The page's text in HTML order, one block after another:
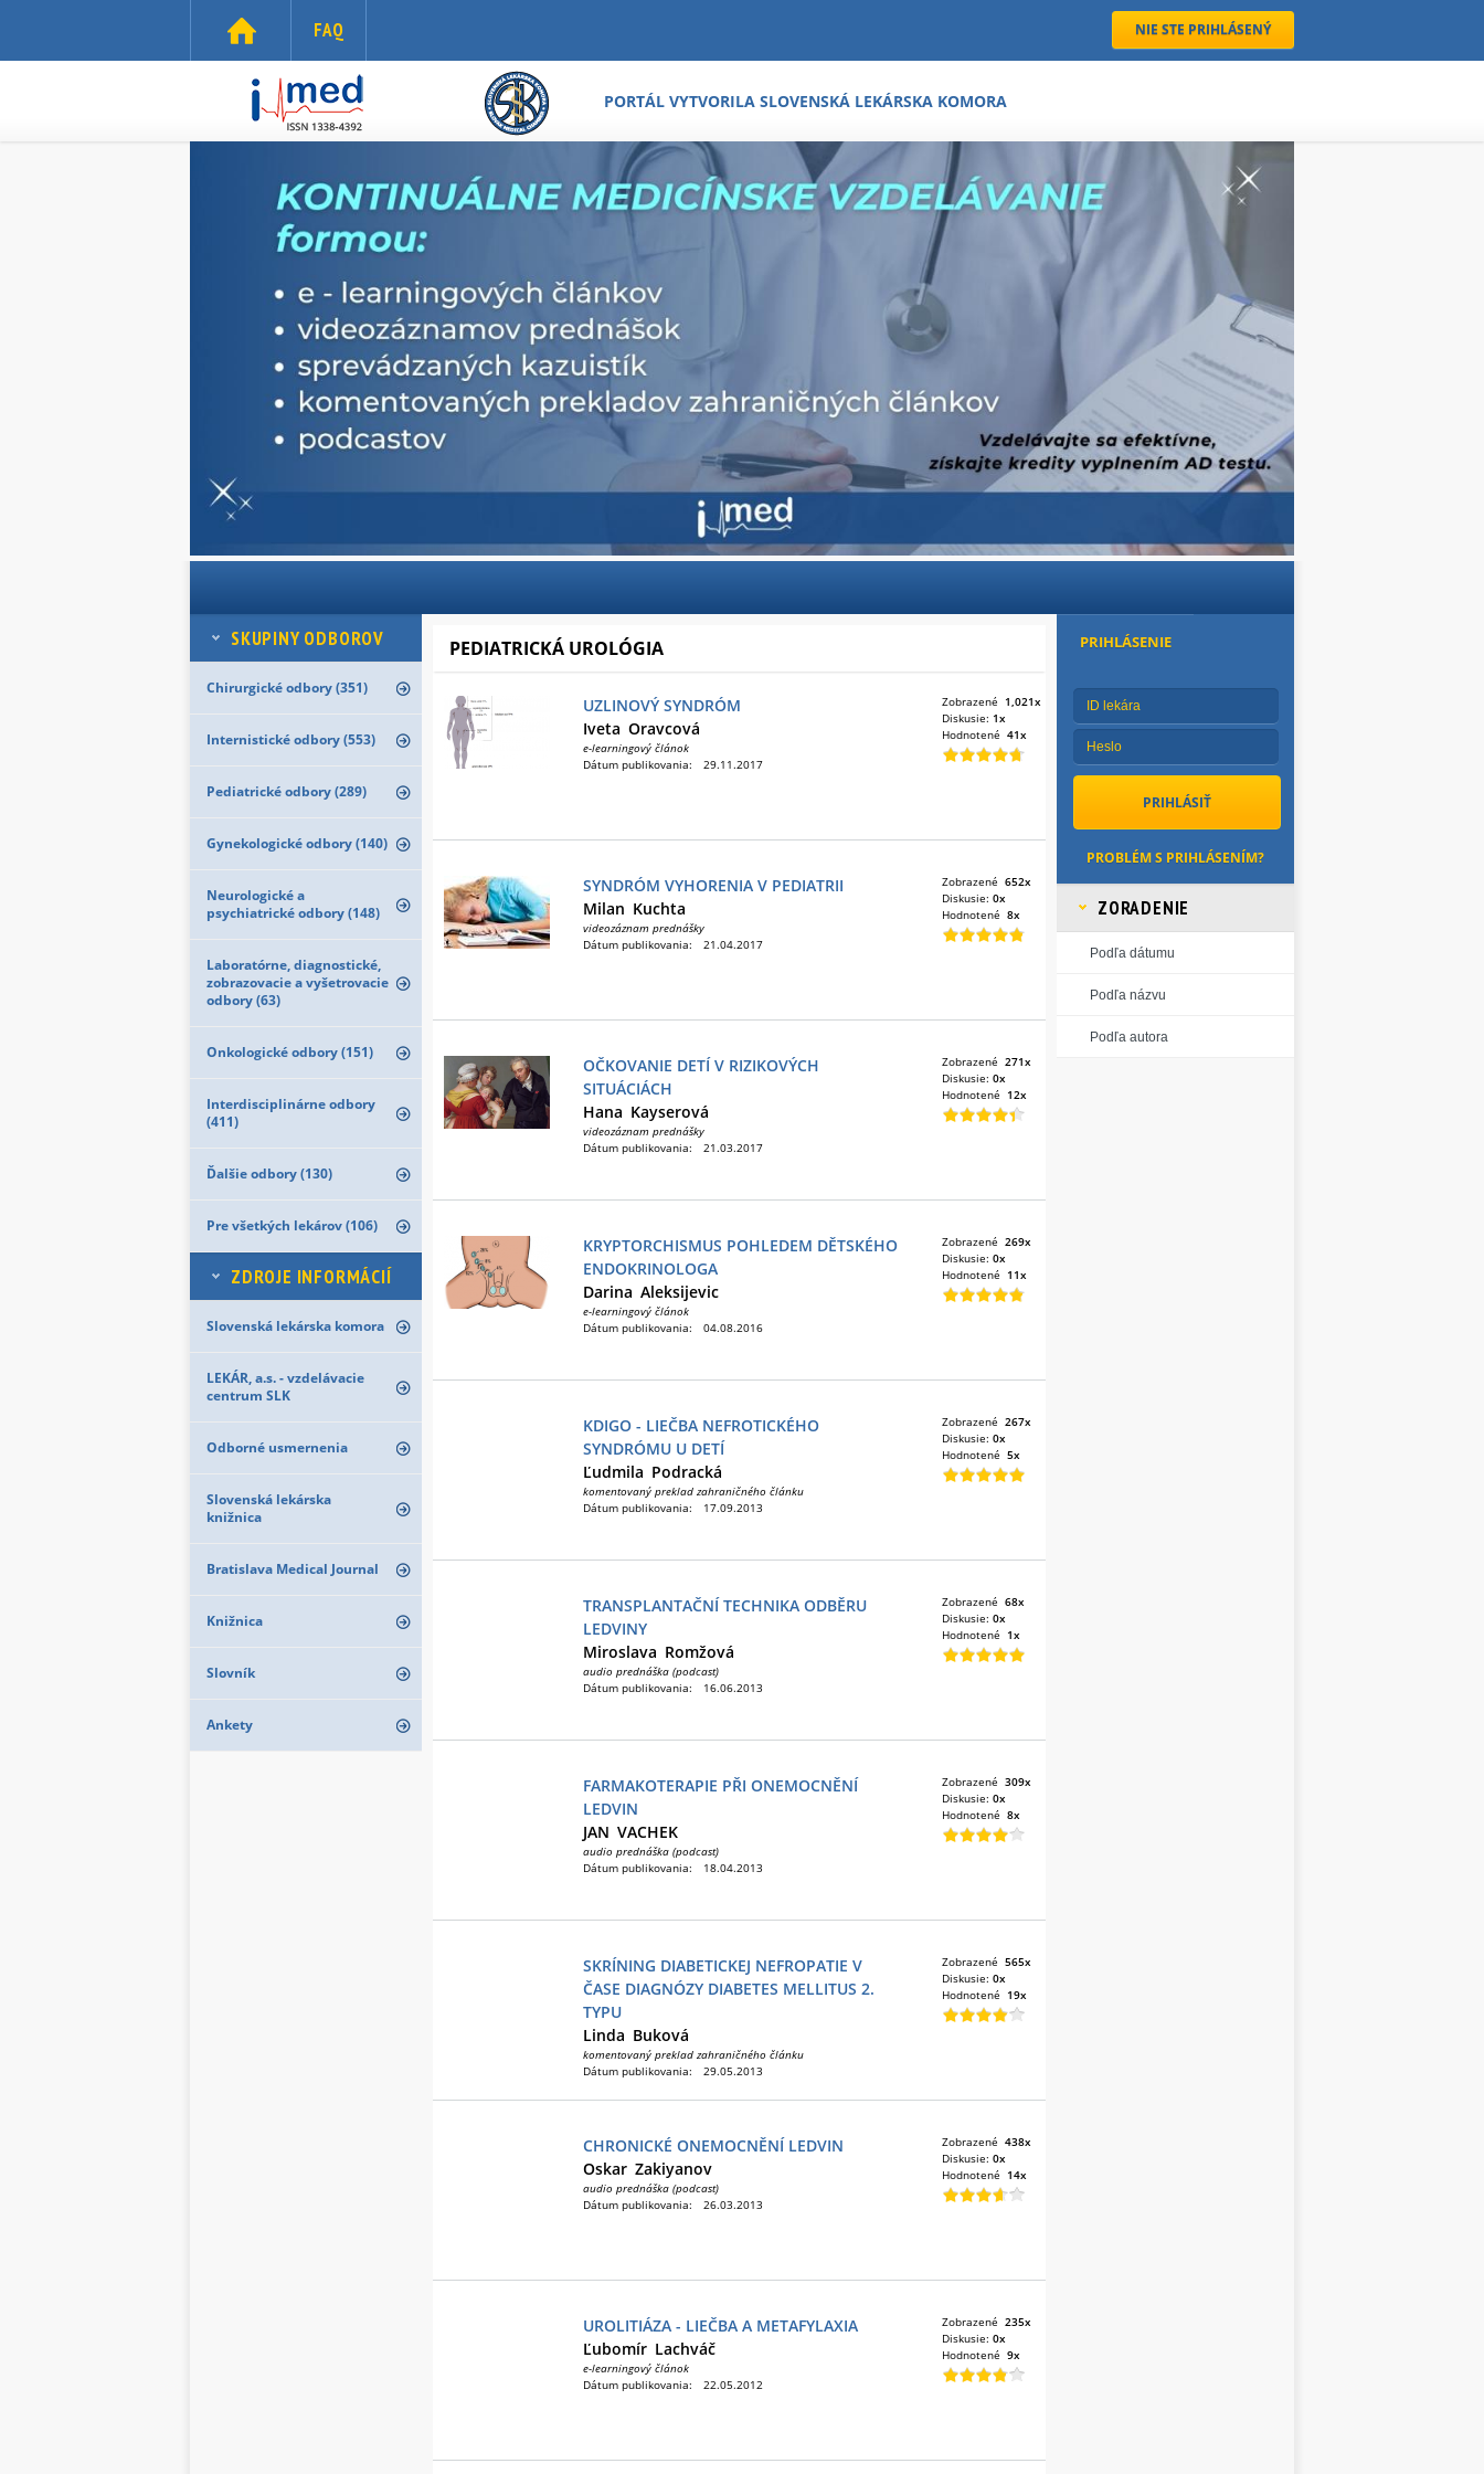
NIE STE PRIHLÁSENÝ
FAQ
PORTÁL VYTVORILA SLOVENSKÁ LEKÁRSKA KOMORA
SKUPINY ODBOROV
Chirurgické odbory (351)
Internistické odbory (553)
Pediatrické odbory (289)
Gynekologické odbory (140)
Neurologické a
psychiatrické odbory (148)
Laboratórne, diagnostické,
zobrazovacie a vyšetrovacie
odbory (63)
Onkologické odbory (151)
Interdisciplinárne odbory
(411)
Ďalšie odbory (130)
Pre všetkých lekárov (106)
ZDROJE INFORMÁCIÍ
Slovenská lekárska komora
LEKÁR, a.s. - vzdelávacie
centrum SLK
Odborné usmernenia
Slovenská lekárska
knižnica
Bratislava Medical Journal
Knižnica
Slovník
Ankety
PEDIATRICKÁ UROLÓGIA
UZLINOVÝ SYNDRÓM
Iveta Oravcová
e-learningový článok
Dátum publikovania:
29.11.2017
Zobrazené 1,021x
Diskusie: 1x
Hodnotené 41x
SYNDRÓM VYHORENIA V PEDIATRII
Milan Kuchta
videozáznam prednášky
Dátum publikovania:
21.04.2017
Zobrazené 652x
Diskusie: 0x
Hodnotené 8x
OČKOVANIE DETÍ V RIZIKOVÝCH
SITUÁCIÁCH
Hana Kayserová
videozáznam prednášky
Dátum publikovania:
21.03.2017
Zobrazené 271x
Diskusie: 0x
Hodnotené 12x
KRYPTORCHISMUS POHLEDEM DĚTSKÉHO
ENDOKRINOLOGA
Darina Aleksijevic
e-learningový článok
Dátum publikovania:
04.08.2016
Zobrazené 269x
Diskusie: 0x
Hodnotené 11x
KDIGO - LIEČBA NEFROTICKÉHO
SYNDRÓMU U DETÍ
Ľudmila Podracká
komentovaný preklad zahraničného článku
Dátum publikovania:
17.09.2013
Zobrazené 267x
Diskusie: 0x
Hodnotené 5x
TRANSPLANTAČNÍ TECHNIKA ODBĚRU
LEDVINY
Miroslava Romžová
audio prednáška (podcast)
Dátum publikovania:
16.06.2013
Zobrazené 68x
Diskusie: 0x
Hodnotené 1x
FARMAKOTERAPIE PŘI ONEMOCNĚNÍ
LEDVIN
JAN VACHEK
audio prednáška (podcast)
Dátum publikovania:
18.04.2013
Zobrazené 309x
Diskusie: 0x
Hodnotené 8x
SKRÍNING DIABETICKEJ NEFROPATIE V
ČASE DIAGNÓZY DIABETES MELLITUS 2.
TYPU
Linda Buková
komentovaný preklad zahraničného článku
Dátum publikovania:
29.05.2013
Zobrazené 565x
Diskusie: 0x
Hodnotené 19x
CHRONICKÉ ONEMOCNĚNÍ LEDVIN
Oskar Zakiyanov
audio prednáška (podcast)
Dátum publikovania:
26.03.2013
Zobrazené 438x
Diskusie: 0x
Hodnotené 14x
UROLITIÁZA - LIEČBA A METAFYLAXIA
Ľubomír Lachváč
e-learningový článok
Dátum publikovania:
22.05.2012
Zobrazené 235x
Diskusie: 0x
Hodnotené 9x
PRIHLÁSENIE
PROBLÉM S PRIHLÁSENÍM?
ZORADENIE
Podľa dátumu
Podľa názvu
Podľa autora